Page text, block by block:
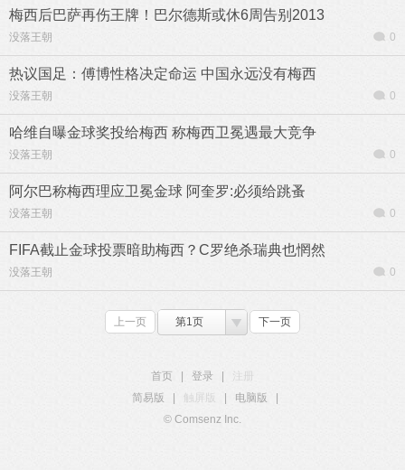
梅西后巴萨再伤王牌！巴尔德斯或休6周告别2013
没落王朝 0
热议国足：傅博性格决定命运 中国永远没有梅西
没落王朝 0
哈维自曝金球奖投给梅西 称梅西卫冕遇最大竞争
没落王朝 0
阿尔巴称梅西理应卫冕金球 阿奎罗:必须给跳蚤
没落王朝 0
FIFA截止金球投票暗助梅西？C罗绝杀瑞典也惘然
没落王朝 0
上一页 第1页 下一页
首页 登录
注册
简易版
触屏版 电脑版
© Comsenz Inc.